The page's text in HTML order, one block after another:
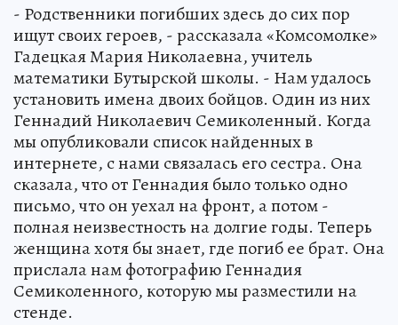
- Родственники погибших здесь до сих пор
ищут своих героев, - рассказала «Комсомолке»
Гадецкая Мария Николаевна, учитель
математики Бутырской школы. - Нам удалось
установить имена двоих бойцов. Один из них
Геннадий Николаевич Семиколенный. Когда
мы опубликовали список найденных в
интернете, с нами связалась его сестра. Она
сказала, что от Геннадия было только одно
письмо, что он уехал на фронт, а потом -
полная неизвестность на долгие годы. Теперь
женщина хотя бы знает, где погиб ее брат. Она
прислала нам фотографию Геннадия
Семиколенного, которую мы разместили на
стенде.